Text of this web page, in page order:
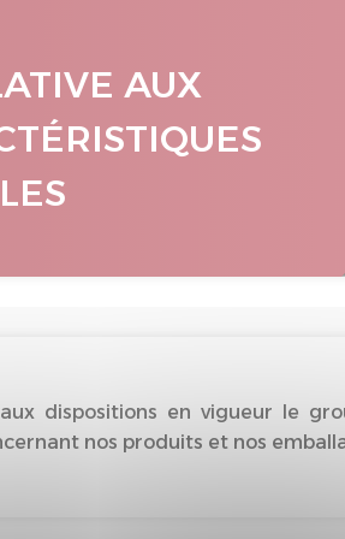
AUX
dispositions en vigueur le
nos produits et nos